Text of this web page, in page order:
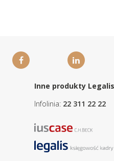
Inne produkty Legalis
Infolinia: 22 311 22 22